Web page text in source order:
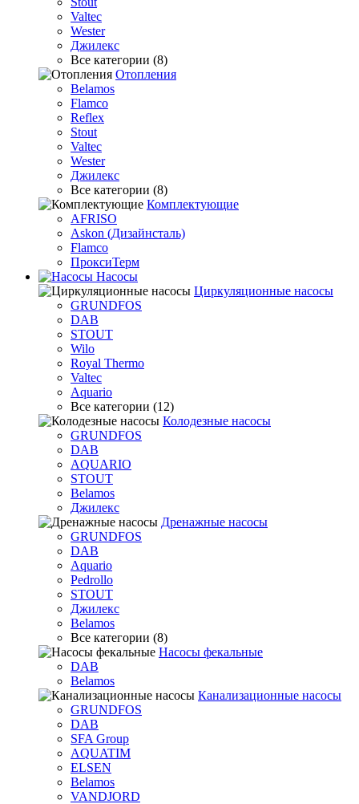
Valtec
Wester
Джилекс
Все категории (8)
Отопления
Belamos
Flamco
Reflex
Stout
Valtec
Wester
Джилекс
Все категории (8)
Комплектующие
AFRISO
Askon (Дизайнсталь)
Flamco
ПроксиТерм
Насосы
Циркуляционные насосы
GRUNDFOS
DAB
STOUT
Wilo
Royal Thermo
Valtec
Aquario
Все категории (12)
Колодезные насосы
GRUNDFOS
DAB
AQUARIO
STOUT
Belamos
Джилекс
Дренажные насосы
GRUNDFOS
DAB
Aquario
Pedrollo
STOUT
Джилекс
Belamos
Все категории (8)
Насосы фекальные
DAB
Belamos
Канализационные насосы
GRUNDFOS
DAB
SFA Group
AQUATIM
ELSEN
Belamos
VANDJORD